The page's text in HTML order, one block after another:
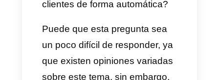
Alguna vez te has preguntado
si esbeneficioso o notener un